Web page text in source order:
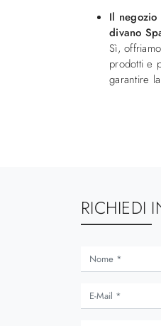
Il
divano
Sì,
prodotti e
garantire
RICHIEDI